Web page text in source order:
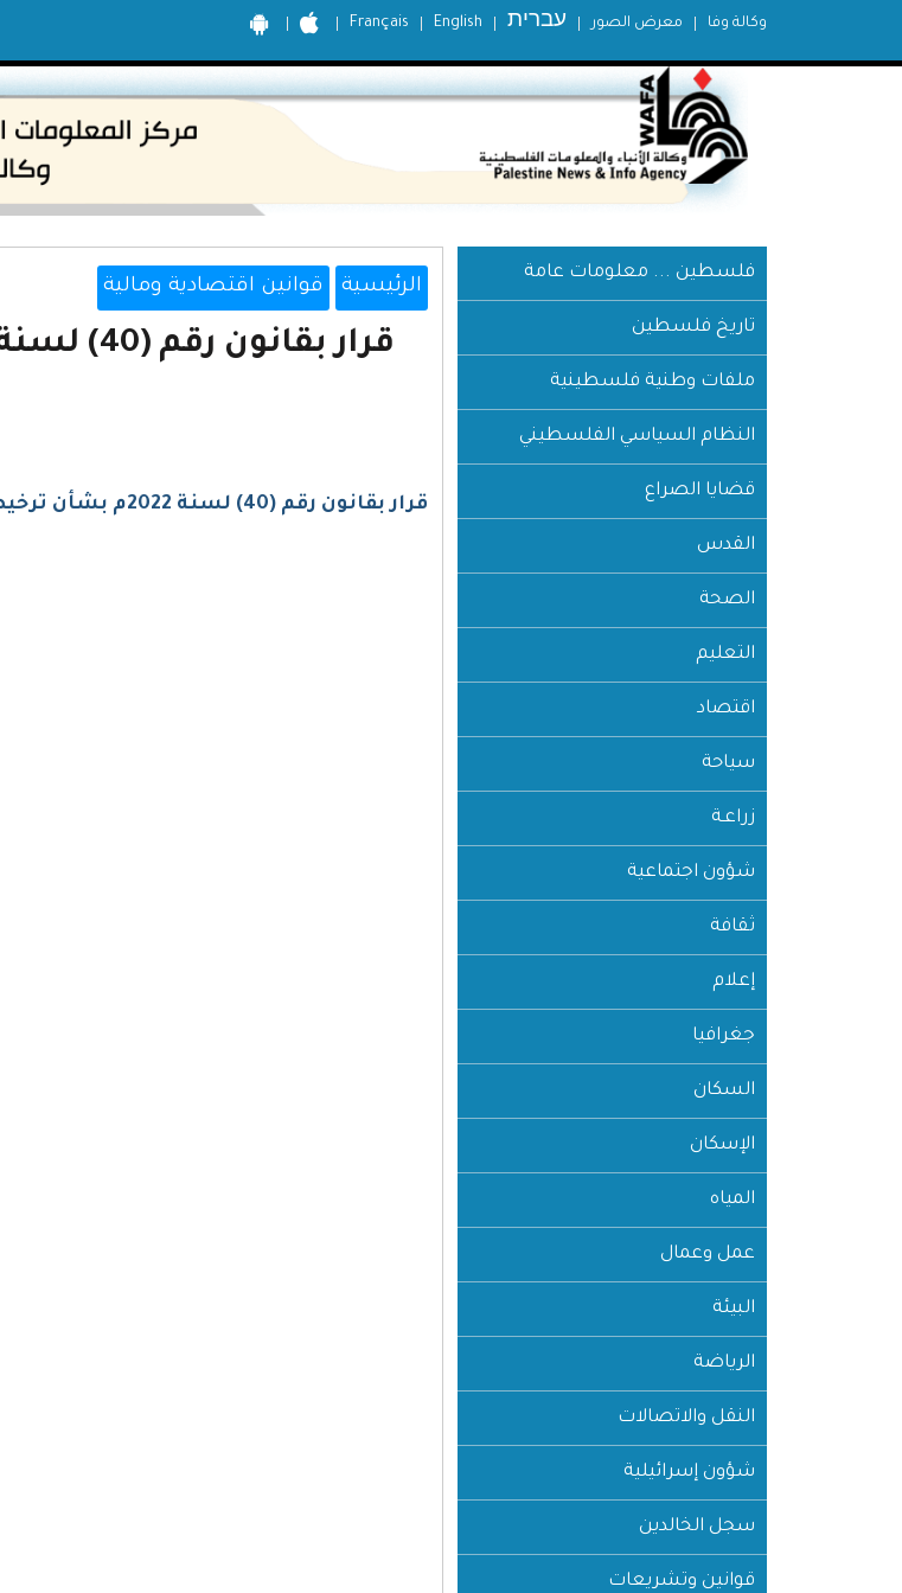
Français English עברית معرض الصور وكالة وفا
فلسطين ... معلومات عامة
تاريخ فلسطين
ملفات وطنية فلسطينية
النظام السياسي الفلسطيني
قضايا الصراع
القدس
الصحة
التعليم
اقتصاد
سياحة
زراعـة
شؤون اجتماعية
ثقافة
إعلام
جغرافيا
السكان
الإسكان
المياه
عمل وعمال
البيئة
الرياضة
النقل والاتصالات
شؤون إسرائيلية
سجل الخالدين
قوانين وتشريعات
الرئيسية قوانين اقتصادية ومالية
قرار بقانون رقم (40) لسنة 2022م بشأن ترخيص ورقابة مهنة الصرافة